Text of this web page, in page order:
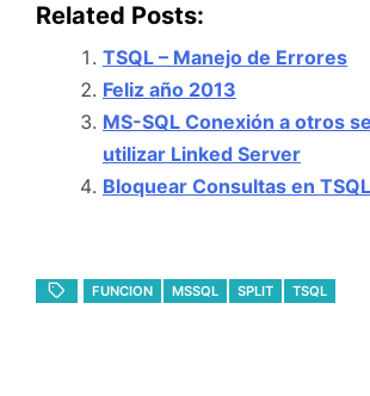
Related Posts:
TSQL – Manejo de Errores
Feliz año 2013
MS-SQL Conexión a otros
utilizar Linked Server
Bloquear Consultas en TSQL
FUNCION MSSQL SPLIT TSQL